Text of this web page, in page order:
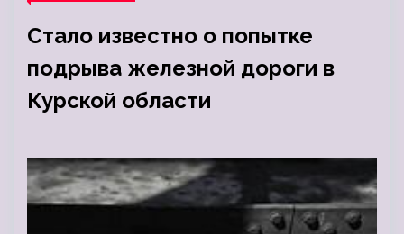
Стало известно о попытке
подрыва железной дороги в
Курской области